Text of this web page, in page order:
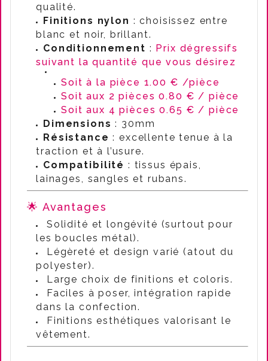
qualité.
Finitions nylon : choisissez entre
blanc et noir, brillant.
Conditionnement : Prix dégressifs
suivant la quantité que vous désirez
Soit à la pièce 1.00 € /pièce
Soit aux 2 pièces 0.80 € / pièce
Soit aux 4 pièces 0.65 € / pièce
Dimensions : 30mm
Résistance : excellente tenue à la
traction et à l’usure.
Compatibilité : tissus épais,
lainages, sangles et rubans.
🌟 Avantages
Solidité et longévité (surtout pour
les boucles métal).
Légèreté et design varié (atout du
polyester).
Large choix de finitions et coloris.
Faciles à poser, intégration rapide
dans la confection.
Finitions esthétiques valorisant le
vêtement.